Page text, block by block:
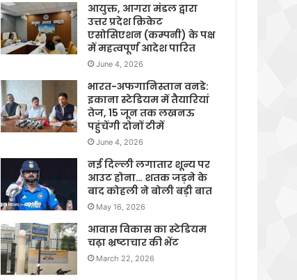
आयुक्त, आगरा मंडल द्वारा
उत्तर प्रदेश क्रिकेट
एसोसिएशन (कम्पनी) के पक्ष
में महत्वपूर्ण आदेश पारित
June 4, 2026
भारत-अफगानिस्तान वनडे:
इकाना स्टेडियम में तैयारियां
तेज, 15 जून तक लखनऊ
पहुंचेंगी दोनों टीमें
June 4, 2026
नई दिल्ली लगातार शून्य पर
आउट होना… शतक जड़ने के
बाद कोहली ने बोली बड़ी बात
May 16, 2026
आवास विकास का स्टेडियम
चढ़ा भ्रष्टाचार की भेंट
March 22, 2026